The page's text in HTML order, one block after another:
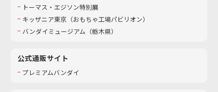
トーマス・エジソン特別展
キッザニア東京（おもちゃ工場パビリオン）​
バンダイミュージアム（栃木県）
公式通販サイト
プレミアムバンダイ